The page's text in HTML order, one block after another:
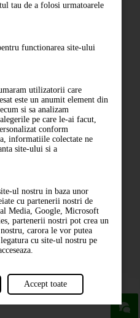
ABONARE
tau de a folosi urmatoarele
functionarea site-ului
utilizatorii care
este un anumit element din
si sa analizam
pe care le-ai facut,
conform
informatiile colectate ne
site-ului si a
ul nostru in baza unor
cu partenerii nostri de
Media, Google, Microsoft
partenerii nostri pot crea un
carora le vor putea
cu site-ul nostru pe
Accept toate